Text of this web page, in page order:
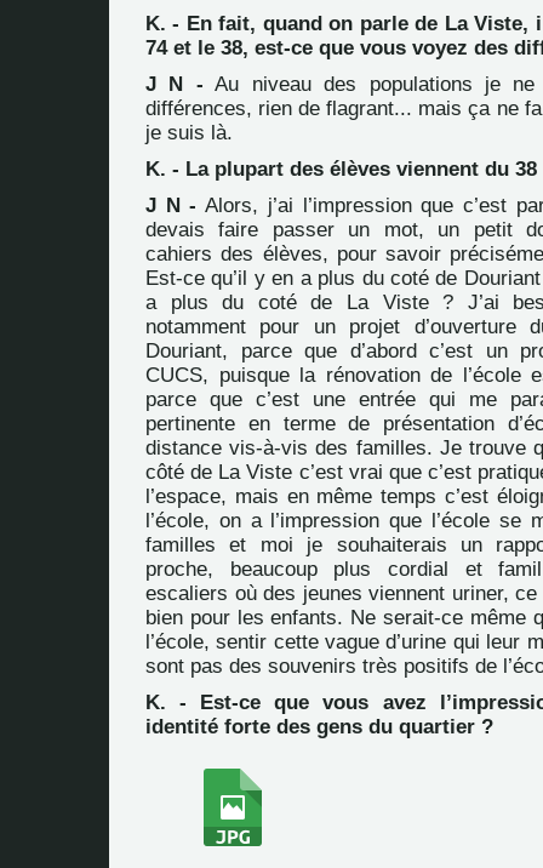
K. - En fait, quand on parle de La Viste,
74 et le 38, est-ce que vous voyez des
J N - Au niveau des populations je
différences, rien de flagrant... mais ça ne
je suis là.
K. - La plupart des élèves viennent du 38
J N - Alors, j’ai l’impression que c’est
devais faire passer un mot, un petit
cahiers des élèves, pour savoir
Est-ce qu’il y en a plus du coté de
a plus du coté de La Viste ? J’ai
notamment pour un projet
Douriant, parce que d’abord c’est un
CUCS, puisque la rénovation de l’école
parce que c’est une entrée qui me
pertinente en terme de présentation
distance vis-à-vis des familles. Je trouve
côté de La Viste c’est vrai que c’est
l’espace, mais en même temps c’est
l’école, on a l’impression que l’école se
familles et moi je souhaiterais un
proche, beaucoup plus cordial et
escaliers où des jeunes viennent uriner, ce
bien pour les enfants. Ne serait-ce même
l’école, sentir cette vague d’urine qui leur
sont pas des souvenirs très positifs de
K. - Est-ce que vous avez
identité forte des gens du quartier ?